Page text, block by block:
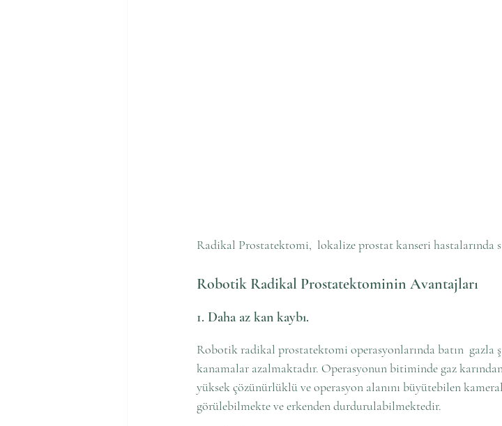
Radikal Prostatektomi,  lokalize prostat kanseri
Robotik Radikal Prostatektominin Avantajları
1. Daha az kan kaybı.
Robotik radikal prostatektomi operasyonlarında batın  gazla
kanamalar azalmaktadır. Operasyonun bitiminde gaz
yüksek çözünürlüklü ve operasyon alanını büyütebilen
görülebilmekte ve erkenden durdurulabilmektedir.